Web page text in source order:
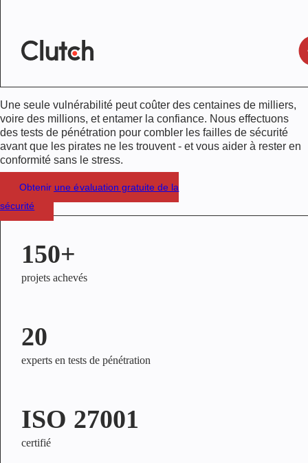
Une seule vulnérabilité peut coûter des centaines de milliers,
voire des millions, et entamer la confiance. Nous effectuons
des tests de pénétration pour combler les failles de sécurité
avant que les pirates ne les trouvent - et vous aider à rester en
conformité sans le stress.
Obtenir une évaluation gratuite de la
sécurité
150+
projets achevés
20
experts en tests de pénétration
ISO 27001
certifié